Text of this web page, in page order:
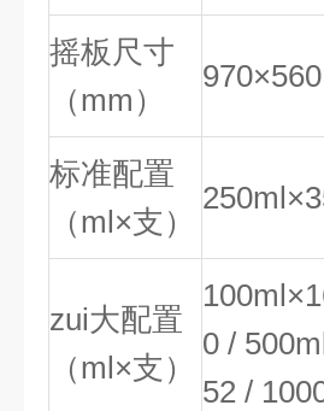
摇板尺寸
（mm）
970×560
标准配置
（ml×支）
zui大配置
（ml×支）
0 /
52 /